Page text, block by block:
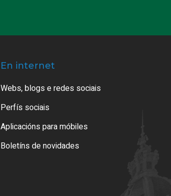
En internet
Webs, blogs e redes sociais
Perfís sociais
Aplicacións para móbiles
Boletíns de novidades